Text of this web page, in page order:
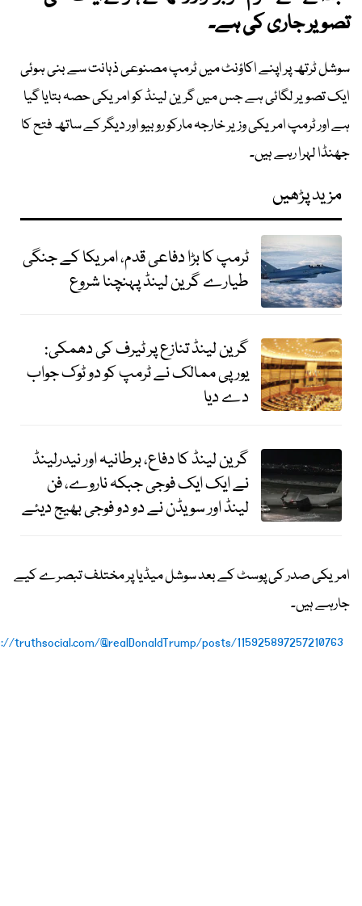
تصویر جاری کی ہے۔
سوشل ٹرتھ پر اپنے اکاؤنٹ میں ٹرمپ مصنوعی ذہانت سے بنی ہوئی
ایک تصویر لگائی ہے جس میں گرین لینڈ کو امریکی حصہ بتایا گیا
ہے اور ٹرمپ امریکی وزیر خارجہ مارکو روبیو اور دیگر کے ساتھ فتح کا
جھنڈا لہرا رہے ہیں۔
مزید پڑھیں
ٹرمپ کا بڑا دفاعی قدم، امریکا کے جنگی
طیارے گرین لینڈ پہنچنا شروع
گرین لینڈ تنازع پر ٹیرف کی دھمکی:
یورپی ممالک نے ٹرمپ کو دو ٹوک جواب
دے دیا
گرین لینڈ کا دفاع، برطانیہ اور نیدرلینڈ
نے ایک ایک فوجی جبکہ ناروے، فن
لینڈ اور سویڈن نے دو دو فوجی بھیج دیئے
امریکی صدر کی پوسٹ کے بعد سوشل میڈیا پر مختلف تبصرے کیے
جارہے ہیں۔
truthsocial.com/@realDonaldTrump/posts/115925897257210763